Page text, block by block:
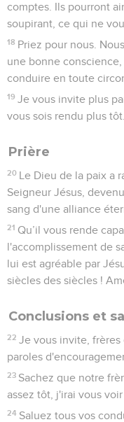
comptes. Ils pourront
soupirant, ce qui ne
18 Priez pour nous.
une bonne
conduire en toute
19 Je vous invite plus
vous sois rendu plus tôt.
Prière
20 Le Dieu de la paix a
Seigneur Jésus,
sang d'une alliance
21 Qu’il vous rende
l'accomplissement de
lui est agréable par
siècles des siècles !
Conclusions et
22 Je vous invite,
paroles
23 Sachez que notre
assez tôt, j'irai vous voir
24 Saluez tous vos